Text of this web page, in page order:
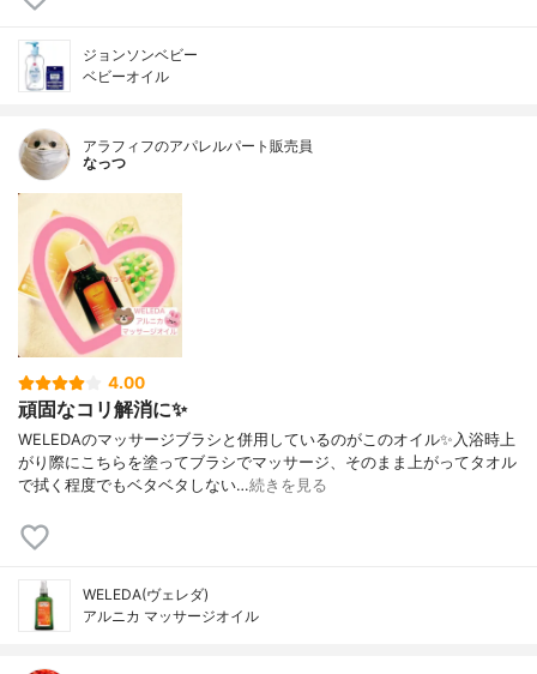
ジョンソンベビー
ベビーオイル
アラフィフのアパレルパート販売員
なっつ
4.00
頑固なコリ解消に✨
WELEDAのマッサージブラシと併用しているのがこのオイル✨入浴時上
がり際にこちらを塗ってブラシでマッサージ、そのまま上がってタオル
で拭く程度でもベタベタしない…続きを見る
WELEDA(ヴェレダ)
アルニカ マッサージオイル